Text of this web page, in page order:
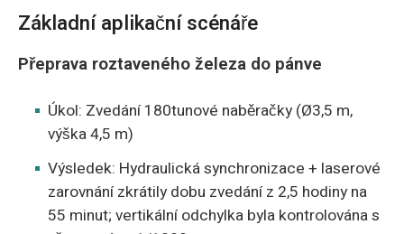
Základní aplikační scénáře
Přeprava roztaveného železa do pánve
Úkol: Zvedání 180tunové naběračky (Ø3,5 m,
výška 4,5 m)
Výsledek: Hydraulická synchronizace + laserové
zarovnání zkrátily dobu zvedání z 2,5 hodiny na
55 minut; vertikální odchylka byla kontrolována s